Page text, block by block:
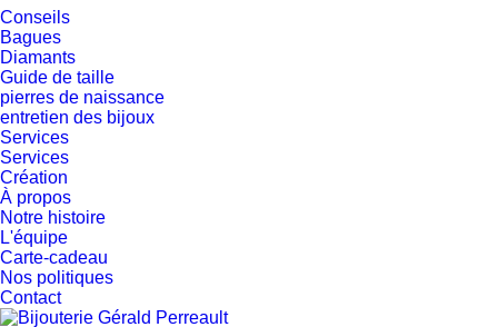
Conseils
Bagues
Diamants
Guide de taille
pierres de naissance
entretien des bijoux
Services
Services
Création
À propos
Notre histoire
L'équipe
Carte-cadeau
Nos politiques
Contact